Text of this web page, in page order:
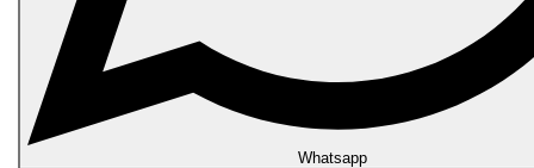
Whatsapp